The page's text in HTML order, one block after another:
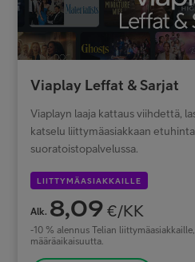
Viaplay Leffat & Sarjat
Viaplayn laaja kattaus viihdettä,
katselu liittymäasiakkaan
suoratoistopalvelussa.
LIITTYMÄASIAKKAILLE
Alk. 8,09 €/KK
-10 % alennus Telian
määräaikaisuutta.